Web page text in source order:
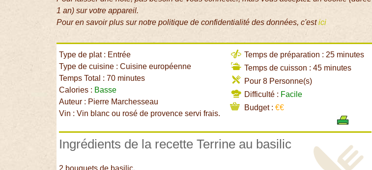
1 an) sur votre appareil.
Pour en savoir plus sur notre politique de confidentialité des données, c'estici
Type de plat : Entrée
Type de cuisine : Cuisine européenne
Temps Total : 70 minutes
Calories : Basse
Auteur : Pierre Marchesseau
Vin : Vin blanc ou rosé de provence servi frais.
Temps de préparation : 25 minutes
Temps de cuisson : 45 minutes
Pour 8 Personne(s)
Difficulté : Facile
Budget :€€
Ingrédients de la recette Terrine au basilic
2 bouquets de basilic,